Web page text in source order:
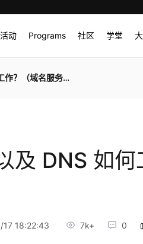
活动 Programs 社区 学堂
域名服务器基础）
及 DNS 如
17 18:22:43 7k+ 0